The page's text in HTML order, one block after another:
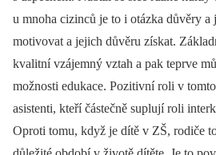
u mnoha cizinců je to i otázka důvěry
motivovat a jejich důvěru získat.
kvalitní vzájemný vztah a pak teprve
možnosti edukace. Pozitivní roli v
asistenti, kteří částečně suplují roli
Oproti tomu, když je dítě v ZŠ, rodiče